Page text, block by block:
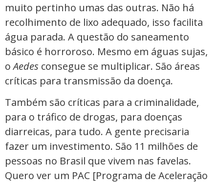
muito pertinho umas das outras. Não há
recolhimento de lixo adequado, isso facilita
água parada. A questão do saneamento
básico é horroroso. Mesmo em águas sujas,
oAedes consegue se multiplicar. São áreas
críticas para transmissão da doença.
Também são críticas para a criminalidade,
para o tráfico de drogas, para doenças
diarreicas, para tudo. A gente precisaria
fazer um investimento. São 11 milhões de
pessoas no Brasil que vivem nas favelas.
Quero ver um PAC [Programa de Aceleração